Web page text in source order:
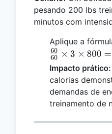
pesando 200 lbs
minutos com
Aplique a
60
60 × 3 × 800 =
Impacto prático:
calorias
demandas de
treinamento de